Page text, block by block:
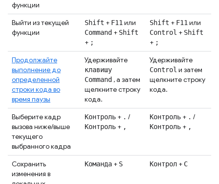
функции
Выйти из текущей
функции
Shift + F11 или
Command + Shift
+ ;
Shift + F11 или
Control + Shift
+ ;
Продолжайте
выполнение до
определенной
строки кода во
время паузы
Удерживайте
клавишу
Command , а затем
щелкните строку
кода.
Удерживайте
Control и затем
щелкните строку
кода.
Выберите кадр
вызова ниже/выше
текущего
выбранного кадра
Контроль + . /
Контроль + ,
Контроль + . /
Контроль + ,
Сохранить
изменения в
Команда + S Контрол + С